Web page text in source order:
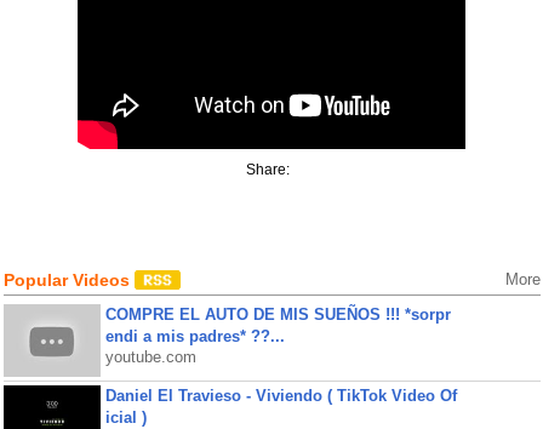
Share:
Popular Videos More
COMPRE EL AUTO DE MIS SUEÑOS !!! *sorpr
endi a mis padres* ??...
youtube.com
Daniel El Travieso - Viviendo ( TikTok Video Of
icial )